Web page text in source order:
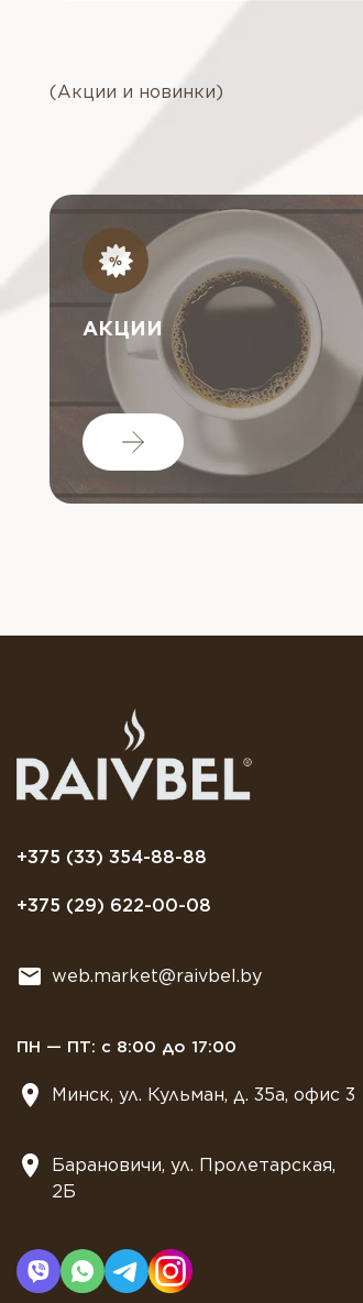
(Акции и новинки)
АКЦИИ
+375 (33) 354-88-88
+375 (29) 622-00-08
web.market@raivbel.by
ПН — ПТ: с 8:00 до 17:00
Минск, ул. Кульман, д. 35а, офис 3
Барановичи, ул. Пролетарская,
2Б